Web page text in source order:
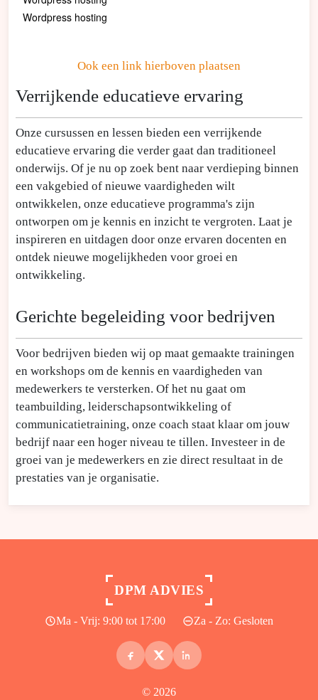
Wordpress hosting
Ook een link hierboven plaatsen
Verrijkende educatieve ervaring
Onze cursussen en lessen bieden een verrijkende
educatieve ervaring die verder gaat dan traditioneel
onderwijs. Of je nu op zoek bent naar verdieping binnen
een vakgebied of nieuwe vaardigheden wilt
ontwikkelen, onze educatieve programma's zijn
ontworpen om je kennis en inzicht te vergroten. Laat je
inspireren en uitdagen door onze ervaren docenten en
ontdek nieuwe mogelijkheden voor groei en
ontwikkeling.
Gerichte begeleiding voor bedrijven
Voor bedrijven bieden wij op maat gemaakte trainingen
en workshops om de kennis en vaardigheden van
medewerkers te versterken. Of het nu gaat om
teambuilding, leiderschapsontwikkeling of
communicatietraining, onze coach staat klaar om jouw
bedrijf naar een hoger niveau te tillen. Investeer in de
groei van je medewerkers en zie direct resultaat in de
prestaties van je organisatie.
DPM ADVIES
Ma - Vrij: 9:00 tot 17:00 Za - Zo: Gesloten
© 2026